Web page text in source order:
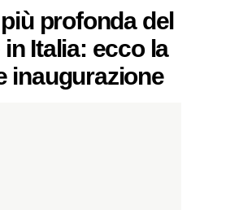
profonda del
Italia: ecco la
inaugurazione